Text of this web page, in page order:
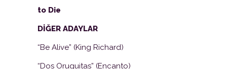
to Die
DİĞER ADAYLAR
“Be Alive” (King Richard)
“Dos Oruguitas” (Encanto)